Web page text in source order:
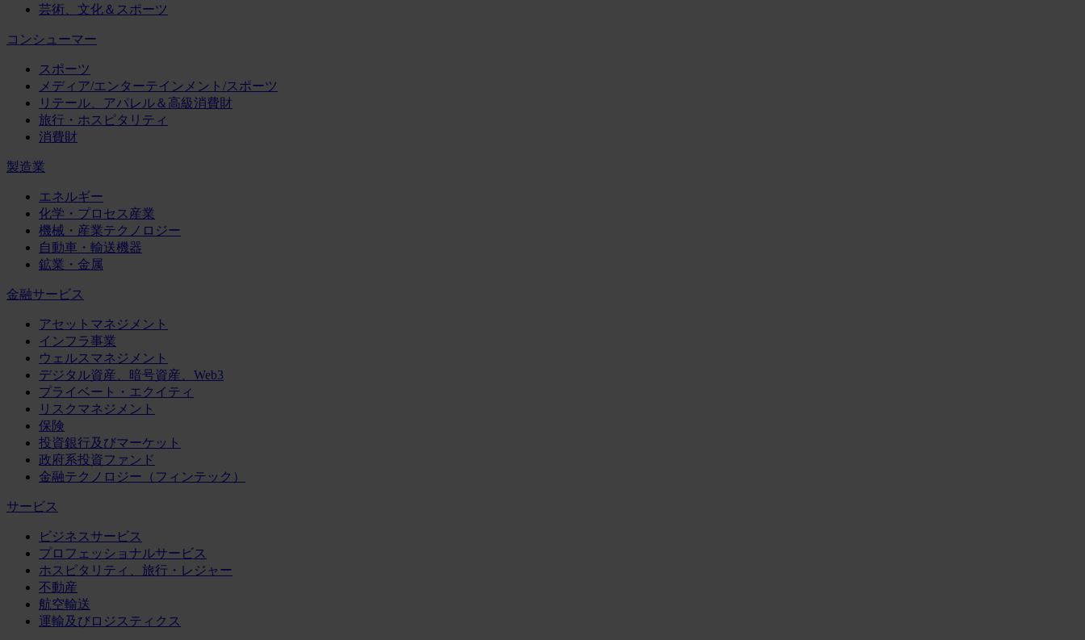
芸術、文化＆スポーツ
コンシューマー
スポーツ
メディア/エンターテインメント/スポーツ
リテール、アパレル＆高級消費財
旅行・ホスピタリティ
消費財
製造業
エネルギー
化学・プロセス産業
機械・産業テクノロジー
自動車・輸送機器
鉱業・金属
金融サービス
アセットマネジメント
インフラ事業
ウェルスマネジメント
デジタル資産、暗号資産、Web3
プライベート・エクイティ
リスクマネジメント
保険
投資銀行及びマーケット
政府系投資ファンド
金融テクノロジー（フィンテック）
サービス
ビジネスサービス
プロフェッショナルサービス
ホスピタリティ、旅行・レジャー
不動産
航空輸送
運輸及びロジスティクス